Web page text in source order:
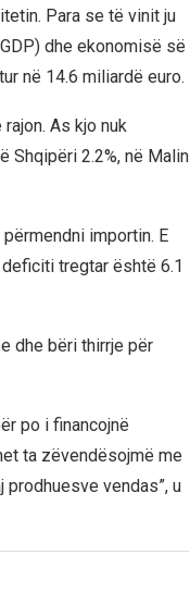
Para se të vinit ju
dhe ekonomisë së
në 14.6 miliardë euro.
As kjo nuk
Shqipëri 2.2%, në Malin
importin. E
tregtar është 6.1
dhe bëri thirrje për
po i financojnë
ta zëvendësojmë me
vendas”, u